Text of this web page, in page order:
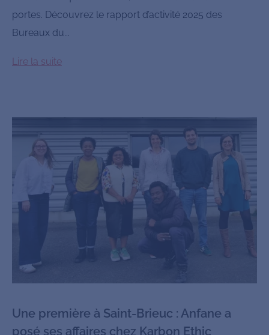
portes. Découvrez le rapport d’activité 2025 des
Bureaux du...
Lire la suite
Une première à Saint-Brieuc : Anfane a
posé ses affaires chez Karbon Ethic